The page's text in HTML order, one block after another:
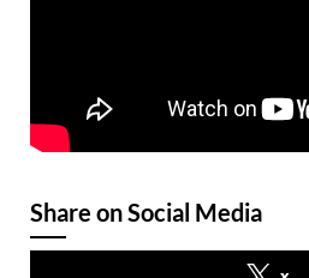
Share on Social Media